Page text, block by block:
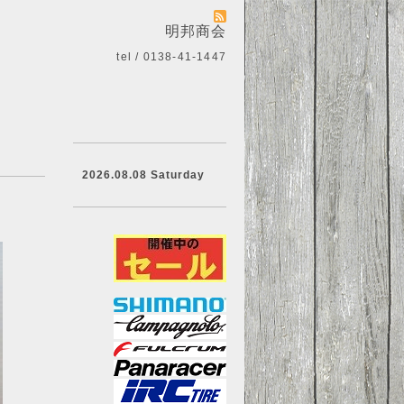
明邦商会
tel / 0138-41-1447
2026.08.08 Saturday